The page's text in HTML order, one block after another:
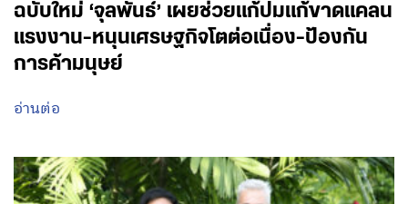
ฉบับใหม่ ‘จุลพันธ์’ เผยช่วยแก้ปมแก้ขาดแคลน
แรงงาน-หนุนเศรษฐกิจโตต่อเนื่อง-ป้องกัน
การค้ามนุษย์
อ่านต่อ